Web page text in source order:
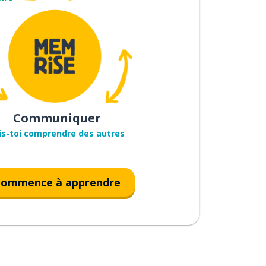
Communiquer
toi comprendre des autres
à apprendre